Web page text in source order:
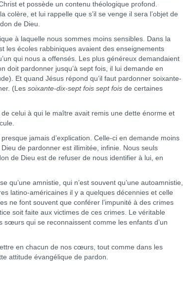
et possède un contenu théologique profond.
colère, et lui rappelle que s’il se venge il sera l’objet de
de Dieu.
à laquelle nous sommes moins sensibles. Dans la
les écoles rabbiniques avaient des enseignements
qui nous a offensés. Les plus généreux demandaient
doit pardonner jusqu’à sept fois, il lui demande en
Et quand Jésus répond qu’il faut pardonner soixante-
(Les soixante-dix-sept fois sept fois de certaines
à qui le maître avait remis une dette énorme et
jamais d’explication. Celle-ci en demande moins
de pardonner est illimitée, infinie. Nous seuls
de Dieu est de refuser de nous identifier à lui, en
amnistie, qui n’est souvent qu’une autoamnistie,
latino-américaines il y a quelques décennies et celle
ne font souvent que conférer l’impunité à des crimes
soit faite aux victimes de ces crimes. Le véritable
qui se reconnaissent comme les enfants d’un
en chacun de nos cœurs, tout comme dans les
attitude évangélique de pardon.